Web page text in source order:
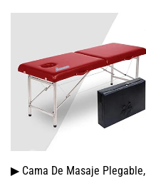
▶ Cama De Masaje Plegable,